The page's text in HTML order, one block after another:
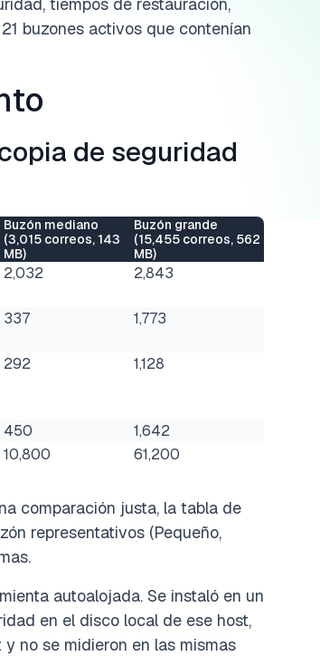
buzones activos que contenían
de seguridad
Buzón mediano
(3,015 correos, 143
MB)
Buzón grande
(15,455 correos, 562
MB)
2,032 2,843
337 1,773
292 1,128
450
1,642
10,800 61,200
comparación justa, la tabla de
representativos (Pequeño,
autoalojada. Se instaló en un
en el disco local de ese host,
no se midieron en las mismas